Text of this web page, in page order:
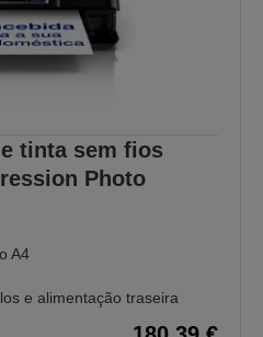
tinta sem fios
Photo
A4
e alimentação traseira